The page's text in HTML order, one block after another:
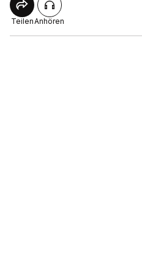
TeilenAnhören